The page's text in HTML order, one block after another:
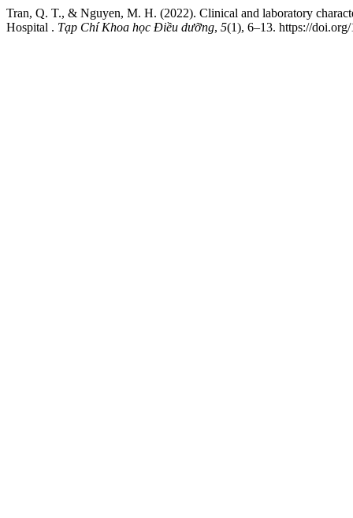
Tran, Q. T., & Nguyen, M. H. (2022). Clinical and laboratory
Hospital . Tạp Chí Khoa học Điều dưỡng, 5(1), 6–13. https://